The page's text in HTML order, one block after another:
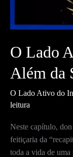
O Lado
Além da
O Lado Ativo do
leitura
Neste capítulo, don
feitiçaria da
toda a vida de uma